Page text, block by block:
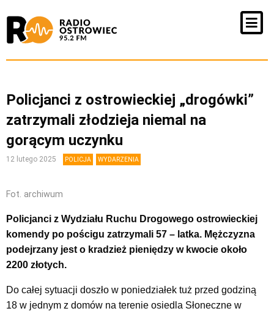
Policjanci z ostrowieckiej „drogówki”
zatrzymali złodzieja niemal na
gorącym uczynku
12 lutego 2025 POLICJA WYDARZENIA
Fot. archiwum
Policjanci z Wydziału Ruchu Drogowego ostrowieckiej
komendy po pościgu zatrzymali 57 – latka. Mężczyzna
podejrzany jest o kradzież pieniędzy w kwocie około
2200 złotych.
Do całej sytuacji doszło w poniedziałek tuż przed godziną
18 w jednym z domów na terenie osiedla Słoneczne w